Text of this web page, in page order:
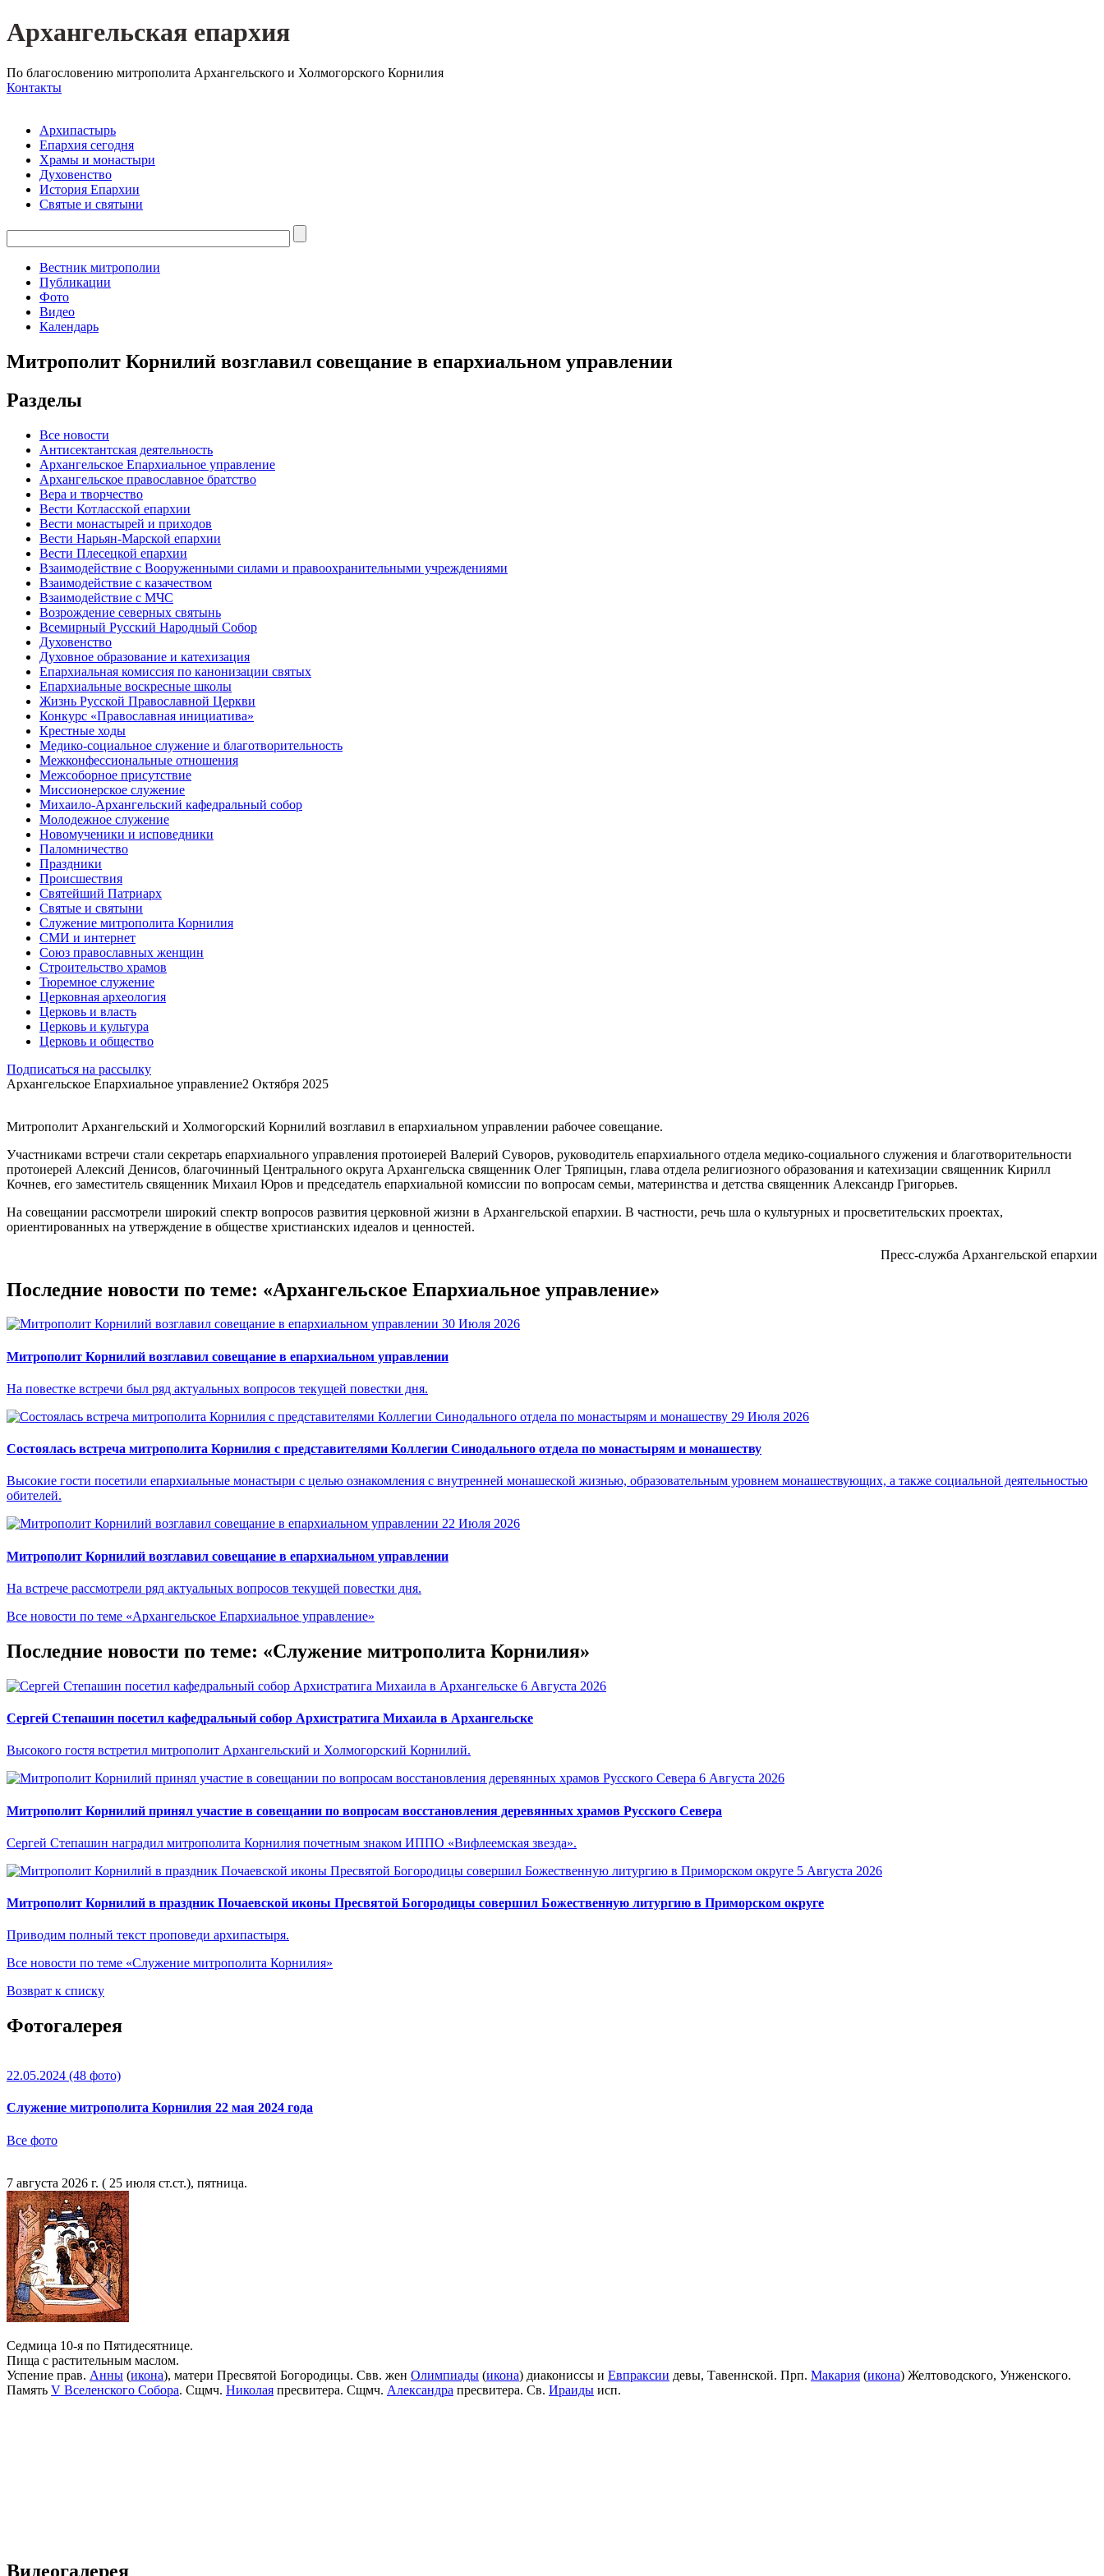
Архангельская епархия
По благословению митрополита Архангельского и Холмогорского Корнилия
Контакты
Архипастырь
Епархия сегодня
Храмы и монастыри
Духовенство
История Епархии
Святые и святыни
Вестник митрополии
Публикации
Фото
Видео
Календарь
Митрополит Корнилий возглавил совещание в епархиальном управлении
Разделы
Все новости
Антисектантская деятельность
Архангельское Епархиальное управление
Архангельское православное братство
Вера и творчество
Вести Котласской епархии
Вести монастырей и приходов
Вести Нарьян-Марской епархии
Вести Плесецкой епархии
Взаимодействие с Вооруженными силами и правоохранительными учреждениями
Взаимодействие с казачеством
Взаимодействие с МЧС
Возрождение северных святынь
Всемирный Русский Народный Собор
Духовенство
Духовное образование и катехизация
Епархиальная комиссия по канонизации святых
Епархиальные воскресные школы
Жизнь Русской Православной Церкви
Конкурс «Православная инициатива»
Крестные ходы
Медико-социальное служение и благотворительность
Межконфессиональные отношения
Межсоборное присутствие
Миссионерское служение
Михаило-Архангельский кафедральный собор
Молодежное служение
Новомученики и исповедники
Паломничество
Праздники
Происшествия
Святейший Патриарх
Святые и святыни
Служение митрополита Корнилия
СМИ и интернет
Союз православных женщин
Строительство храмов
Тюремное служение
Церковная археология
Церковь и власть
Церковь и культура
Церковь и общество
Подписаться на рассылку
Архангельское Епархиальное управление2 Октября 2025
Митрополит Архангельский и Холмогорский Корнилий возглавил в епархиальном управлении рабочее совещание.
Участниками встречи стали секретарь епархиального управления протоиерей Валерий Суворов, руководитель епархиального отдела медико-социального служения и благотворительности
протоиерей Алексий Денисов, благочинный Центрального округа Архангельска священник Олег Тряпицын, глава отдела религиозного образования и катехизации священник Кирилл
Кочнев, его заместитель священник Михаил Юров и председатель епархиальной комиссии по вопросам семьи, материнства и детства священник Александр Григорьев.
На совещании рассмотрели широкий спектр вопросов развития церковной жизни в Архангельской епархии. В частности, речь шла о культурных и просветительских проектах,
ориентированных на утверждение в обществе христианских идеалов и ценностей.
Пресс-служба Архангельской епархии
Последние новости по теме: «Архангельское Епархиальное управление»
30 Июля 2026
Митрополит Корнилий возглавил совещание в епархиальном управлении
На повестке встречи был ряд актуальных вопросов текущей повестки дня.
29 Июля 2026
Состоялась встреча митрополита Корнилия с представителями Коллегии Синодального отдела по монастырям и монашеству
Высокие гости посетили епархиальные монастыри с целью ознакомления с внутренней монашеской жизнью, образовательным уровнем монашествующих, а также социальной деятельностью
обителей.
22 Июля 2026
Митрополит Корнилий возглавил совещание в епархиальном управлении
На встрече рассмотрели ряд актуальных вопросов текущей повестки дня.
Все новости по теме «Архангельское Епархиальное управление»
Последние новости по теме: «Служение митрополита Корнилия»
6 Августа 2026
Сергей Степашин посетил кафедральный собор Архистратига Михаила в Архангельске
Высокого гостя встретил митрополит Архангельский и Холмогорский Корнилий.
6 Августа 2026
Митрополит Корнилий принял участие в совещании по вопросам восстановления деревянных храмов Русского Севера
Сергей Степашин наградил митрополита Корнилия почетным знаком ИППО «Вифлеемская звезда».
5 Августа 2026
Митрополит Корнилий в праздник Почаевской иконы Пресвятой Богородицы совершил Божественную литургию в Приморском округе
Приводим полный текст проповеди архипастыря.
Все новости по теме «Служение митрополита Корнилия»
Возврат к списку
Фотогалерея
22.05.2024 (48 фото)
Служение митрополита Корнилия 22 мая 2024 года
Все фото
7 августа 2026 г. ( 25 июля ст.ст.), пятница.
Седмица 10-я по Пятидесятнице.
Пища с растительным маслом.
Успение прав. Анны (икона), матери Пресвятой Богородицы. Свв. жен Олимпиады (икона) диакониссы и Евпраксии девы, Тавеннской. Прп. Макария (икона) Желтоводского, Унженского.
Память V Вселенского Собора. Сщмч. Николая пресвитера. Сщмч. Александра пресвитера. Св. Ираиды исп.
Видеогалерея